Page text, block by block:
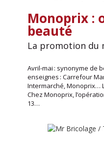
Monoprix :
beauté
La promotion du
Avril-mai : synonyme de
enseignes : Carrefour
Intermarché, Monoprix…
Chez Monoprix,
13…